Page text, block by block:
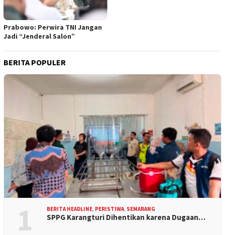
Prabowo: Perwira TNI Jangan
Jadi “Jenderal Salon”
BERITA POPULER
1 BERITA HEADLINE, PERISTIWA, SEMARANG
SPPG Karangturi Dihentikan karena Dugaan…